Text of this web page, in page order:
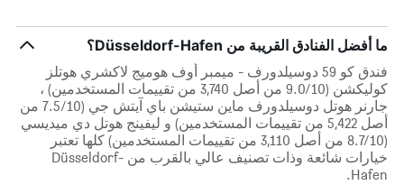
ما أفضل الفنادق القريبة من Düsseldorf-Hafen؟
فندق كو 59 دوسيلدورف - ميمبر أوف هوميج لاكشري هوتلز
كوليكشن (9.0/10 من أصل 3,740 من تقييمات المستخدمين) ،
جارنر هوتل دوسيلدورف ماين ستيشن باي آيتش جي (7.5/10 من
أصل 5,422 من تقييمات المستخدمين) و ليفينج هوتل دي ميديسي
(8.7/10 من أصل 3,110 من تقييمات المستخدمين) كلها تعتبر
خيارات شائعة وذات تصنيف عالي بالقرب من Düsseldorf-
Hafen.